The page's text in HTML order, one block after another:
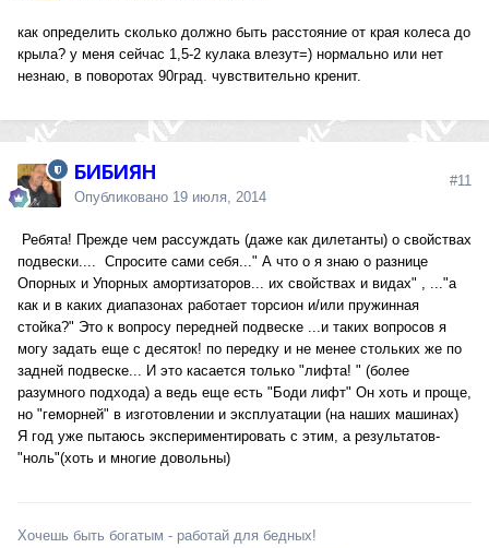
как определить сколько должно быть расстояние от края колеса до
крыла? у меня сейчас 1,5-2 кулака влезут=) нормально или нет
незнаю, в поворотах 90град. чувствительно кренит.
БИБИЯН
Опубликовано 19 июля, 2014
#11
Ребята! Прежде чем рассуждать (даже как дилетанты) о свойствах
подвески.... Спросите сами себя..." А что о я знаю о разнице
Опорных и Упорных амортизаторов... их свойствах и видах" , ..."а
как и в каких диапазонах работает торсион и/или пружинная
стойка?" Это к вопросу передней подвеске ...и таких вопросов я
могу задать еще с десяток! по передку и не менее стольких же по
задней подвеске... И это касается только "лифта! " (более
разумного подхода) а ведь еще есть "Боди лифт" Он хоть и проще,
но "геморней" в изготовлении и эксплуатации (на наших машинах)
Я год уже пытаюсь экспериментировать с этим, а результатов-
"ноль"(хоть и многие довольны)
Хочешь быть богатым - работай для бедных!